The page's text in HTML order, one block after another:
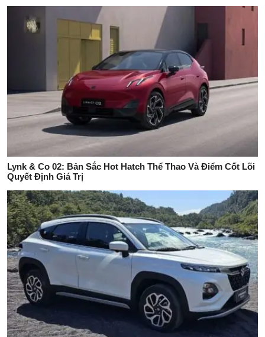
Lynk & Co 02: Bản Sắc Hot Hatch Thể Thao Và Điểm Cốt Lõi
Quyết Định Giá Trị